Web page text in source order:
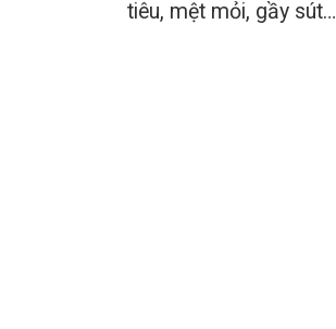
tiêu, mệt mỏi, gầy sút…